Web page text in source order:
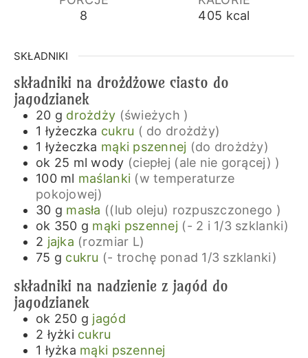
8
405 kcal
SKŁADNIKI
składniki na drożdżowe ciasto do
jagodzianek
20 g drożdży (świeżych )
1 łyżeczka cukru ( do drożdży)
1 łyżeczka mąki pszennej (do drożdży)
ok 25 ml wody (ciepłej (ale nie gorącej) )
100 ml maślanki (w temperaturze
pokojowej)
30 g masła ((lub oleju) rozpuszczonego )
ok 350 g mąki pszennej (- 2 i 1/3 szklanki)
2 jajka (rozmiar L)
75 g cukru (- trochę ponad 1/3 szklanki)
składniki na nadzienie z jagód do
jagodzianek
ok 250 g jagód
2 łyżki cukru
1 łyżka mąki pszennej